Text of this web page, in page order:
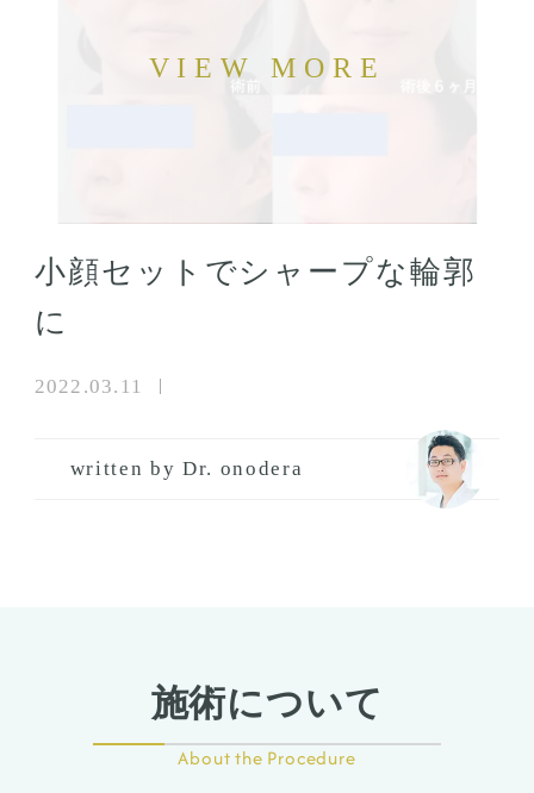
小顔セットでシャープな輪郭
に
2022.03.11
written by Dr. onodera
施術について
About the Procedure